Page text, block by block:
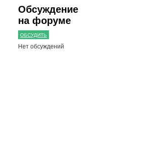
Обсуждение
на форуме
ОБСУДИТЬ
Нет обсуждений